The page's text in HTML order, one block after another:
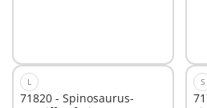
L
71820 - Spinosaurus-
S